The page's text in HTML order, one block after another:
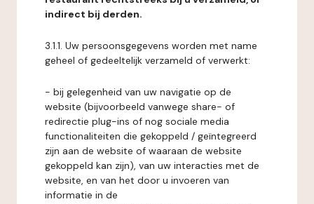
indirect bij derden.
3.1.1. Uw persoonsgegevens worden met name
geheel of gedeeltelijk verzameld of verwerkt:
- bij gelegenheid van uw navigatie op de
website (bijvoorbeeld vanwege share- of
redirectie plug-ins of nog sociale media
functionaliteiten die gekoppeld / geïntegreerd
zijn aan de website of waaraan de website
gekoppeld kan zijn), van uw interacties met de
website, en van het door u invoeren van
informatie in de